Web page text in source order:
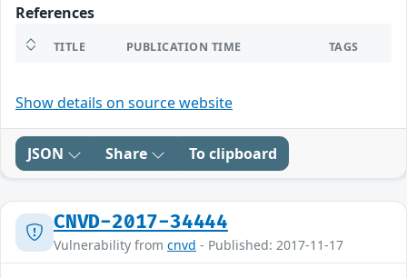
References
TITLE PUBLICATION TIME TAGS
Show details on source website
JSON Share To clipboard
CNVD-2017-34444
Vulnerability from cnvd - Published: 2017-11-17